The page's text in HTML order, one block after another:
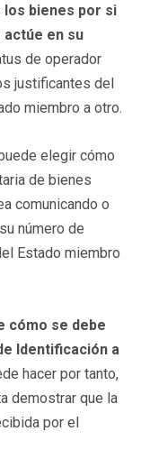
bienes por si
en su
de operador
justificantes del
miembro a otro.
elegir cómo
de bienes
comunicando o
número de
Estado miembro
cómo se debe
Identificación a
hacer por tanto,
demostrar que la
por el